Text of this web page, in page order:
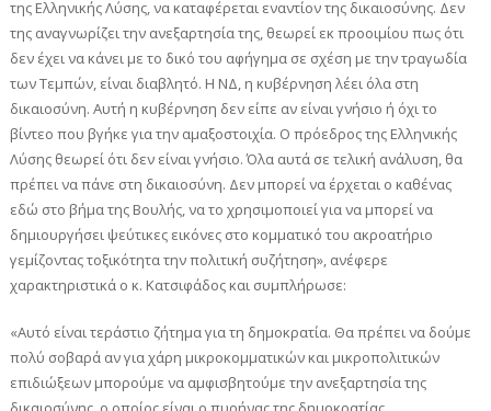
της Ελληνικής Λύσης, να καταφέρεται εναντίον της δικαιοσύνης. Δεν
της αναγνωρίζει την ανεξαρτησία της, θεωρεί εκ προοιμίου πως ότι
δεν έχει να κάνει με το δικό του αφήγημα σε σχέση με την τραγωδία
των Τεμπών, είναι διαβλητό. Η ΝΔ, η κυβέρνηση λέει όλα στη
δικαιοσύνη. Αυτή η κυβέρνηση δεν είπε αν είναι γνήσιο ή όχι το
βίντεο που βγήκε για την αμαξοστοιχία. Ο πρόεδρος της Ελληνικής
Λύσης θεωρεί ότι δεν είναι γνήσιο. Όλα αυτά σε τελική ανάλυση, θα
πρέπει να πάνε στη δικαιοσύνη. Δεν μπορεί να έρχεται ο καθένας
εδώ στο βήμα της Βουλής, να το χρησιμοποιεί για να μπορεί να
δημιουργήσει ψεύτικες εικόνες στο κομματικό του ακροατήριο
γεμίζοντας τοξικότητα την πολιτική συζήτηση», ανέφερε
χαρακτηριστικά ο κ. Κατσιφάδος και συμπλήρωσε:
«Αυτό είναι τεράστιο ζήτημα για τη δημοκρατία. Θα πρέπει να δούμε
πολύ σοβαρά αν για χάρη μικροκομματικών και μικροπολιτικών
επιδιώξεων μπορούμε να αμφισβητούμε την ανεξαρτησία της